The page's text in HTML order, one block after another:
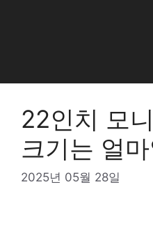
22인치 모
크기는 얼
2025년 05월 28일